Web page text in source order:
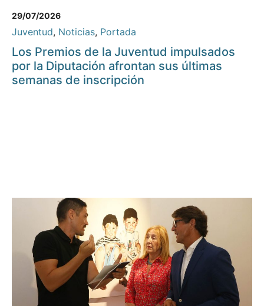
29/07/2026
Juventud, Noticias, Portada
Los Premios de la Juventud impulsados
por la Diputación afrontan sus últimas
semanas de inscripción